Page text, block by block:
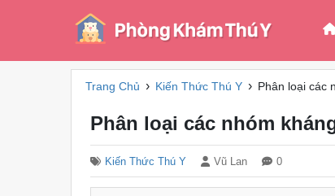
Trang Chủ › Kiến Thức Thú Y › Phân loại các
Phân loại các nhóm
Kiến Thức Thú Y Vũ Lan 0